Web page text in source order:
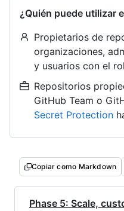
¿Quién puede utilizar
Propietarios de
organizaciones,
y usuarios con el
Repositorios
GitHub Team o
Secret Protection
Copiar como Markdown
Phase 5: Scale,